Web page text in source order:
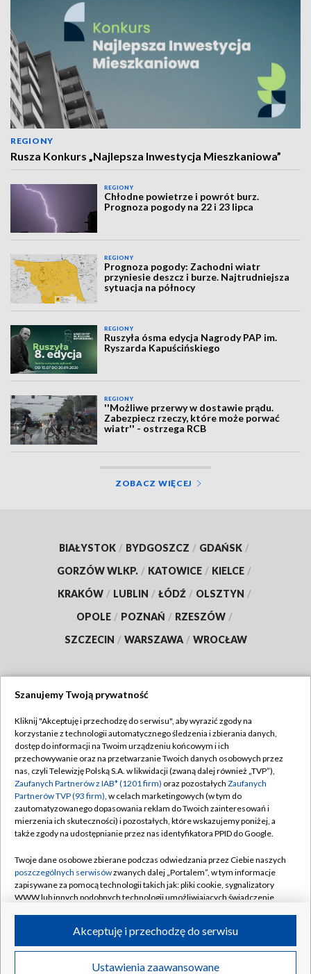
REGIONY
Rusza Konkurs „Najlepsza Inwestycja Mieszkaniowa”
REGIONY
Chłodne powietrze i powrót burz.
Prognoza pogody na 22 i 23 lipca
REGIONY
Prognoza pogody: Zachodni wiatr
przyniesie deszcz i burze. Najtrudniejsza
sytuacja na północy
REGIONY
Ruszyła ósma edycja Nagrody PAP im.
Ryszarda Kapuścińskiego
REGIONY
''Możliwe przerwy w dostawie prądu.
Zabezpiecz rzeczy, które może porwać
wiatr'' - ostrzega RCB
ZOBACZ WIĘCEJ
BIAŁYSTOK / BYDGOSZCZ / GDAŃSK /
GORZÓW WLKP. / KATOWICE / KIELCE /
KRAKÓW / LUBLIN / ŁÓDŹ / OLSZTYN /
OPOLE / POZNAŃ / RZESZÓW /
SZCZECIN / WARSZAWA / WROCŁAW
TVP
Abonament TVP
Emisja w TVP
Centrum informacji TVP
Naziemna Telewizja Cyfrowa
Rada Programowa
System NOS
Informacje o nadawcy
Program dla prasy
Regulamin TVP
Polityka prywatności
Moje zgody
Pomoc
Kontakt
Kanały
©2026 Telewizja Polska S.A. w likwidacji
Szanujemy Twoją prywatność
Kliknij "Akceptuję i przechodzę do serwisu", aby wyrazić zgody na
korzystanie z technologii automatycznego śledzenia i zbierania danych,
dostęp do informacji na Twoim urządzeniu końcowym i ich
przechowywanie oraz na przetwarzanie Twoich danych osobowych przez
nas, czyli Telewizję Polską S.A. w likwidacji (zwaną dalej również „TVP”),
Zaufanych Partnerów z IAB* (1201 firm) oraz pozostałych Zaufanych
Partnerów TVP (93 firm), w celach marketingowych (w tym do
zautomatyzowanego dopasowania reklam do Twoich zainteresowań i
mierzenia ich skuteczności) i pozostałych, które wskazujemy poniżej, a
także zgody na udostępnianie przez nas identyfikatora PPID do Google.
Twoje dane osobowe zbierane podczas odwiedzania przez Ciebie naszych
poszczególnych serwisówzwanych dalej „Portalem”, w tym informacje
zapisywane za pomocą technologii takich jak: pliki cookie, sygnalizatory
WWW lub innych podobnych technologii umożliwiających świadczenie
ruchu w Internecie.
Twoje dane osobowe zbierane podczas odwiedzania przez Ciebie
Ustawienia zaawansowane
Akceptuję i przechodzę do serwisu